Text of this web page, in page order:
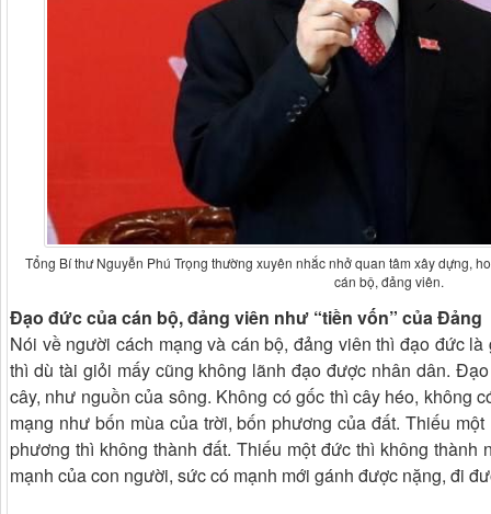
Tổng Bí thư Nguyễn Phú Trọng thường xuyên nhắc nhở quan tâm xây dựng,
cán bộ, đảng viên.
Đạo đức của cán bộ, đảng viên như “tiền vốn” của Đảng
Nói về người cách mạng và cán bộ, đảng viên thì đạo đức
thì dù tài giỏi mấy cũng không lãnh đạo được nhân dân.
cây, như nguồn của sông. Không có gốc thì cây héo, không
mạng như bốn mùa của trời, bốn phương của đất. Thiếu
phương thì không thành đất. Thiếu một đức thì không
mạnh của con người, sức có mạnh mới gánh được nặng, đi